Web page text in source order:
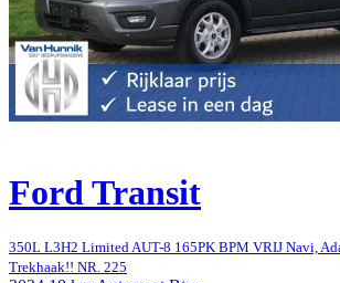
Ford Transit
350L L3H2 Limited AUT-8 165PK BPM VRIJ Navi,
Trekhaak!! NR. 225